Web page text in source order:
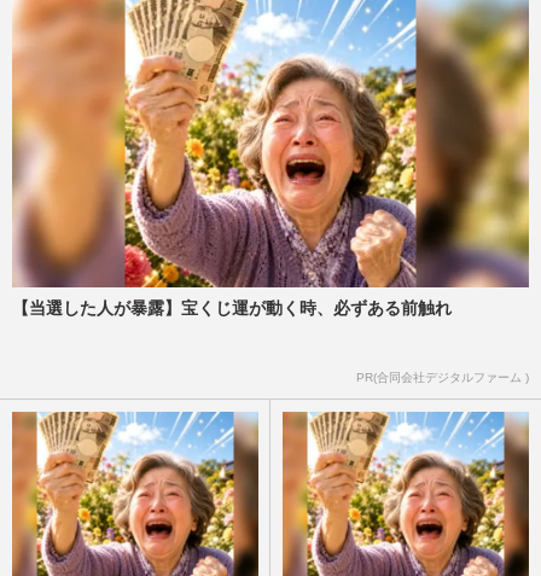
【当選した人が暴露】宝くじ運が動く時、必ずある前触れ
PR(合同会社デジタルファーム )